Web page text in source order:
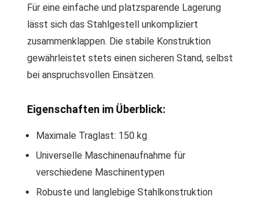
Für eine einfache und platzsparende Lagerung
lässt sich das Stahlgestell unkompliziert
zusammenklappen. Die stabile Konstruktion
gewährleistet stets einen sicheren Stand, selbst
bei anspruchsvollen Einsätzen.
Eigenschaften im Überblick:
Maximale Traglast: 150 kg
Universelle Maschinenaufnahme für
verschiedene Maschinentypen
Robuste und langlebige Stahlkonstruktion